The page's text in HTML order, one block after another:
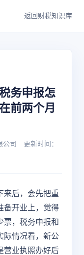
返回财税知识库
务申报怎
前两个月
公司 更新时间：
来后，会先把重
备开业上，觉得
票，税务申报和
际情况看，新公
营业执照办好后